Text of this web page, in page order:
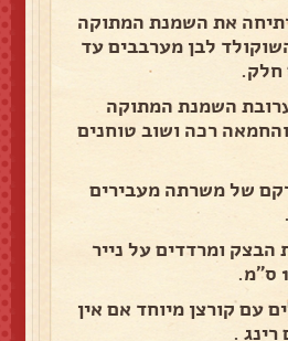
את השמנת המתוקה
לבן מערבבים עד
חלק.
השמנת המתוקה
רכה ושוב טוחנים
של משרתה מעבירים
הבצק ומרדדים על נייר
עם קורצן מיוחד אם אין
.